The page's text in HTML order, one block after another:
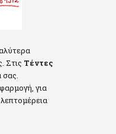
Στις Τέντες
σας.
για